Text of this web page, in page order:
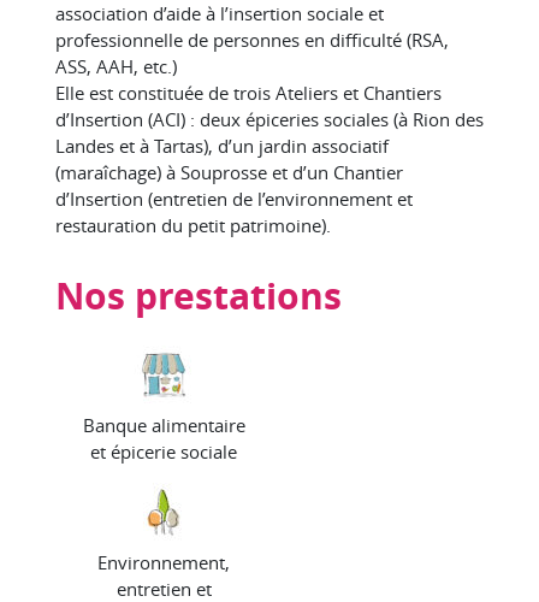
association d’aide à l’insertion sociale et
professionnelle de personnes en difficulté (RSA,
ASS, AAH, etc.)
Elle est constituée de trois Ateliers et Chantiers
d’Insertion (ACI) : deux épiceries sociales (à Rion des
Landes et à Tartas), d’un jardin associatif
(maraîchage) à Souprosse et d’un Chantier
d’Insertion (entretien de l’environnement et
restauration du petit patrimoine).
Nos prestations
Banque alimentaire
et épicerie sociale
Environnement,
entretien et